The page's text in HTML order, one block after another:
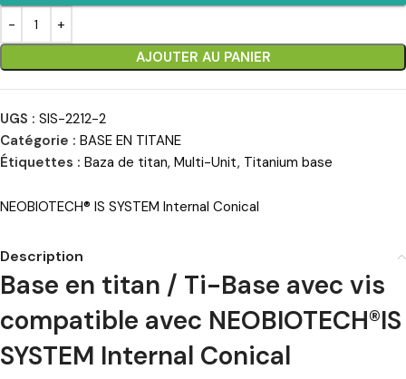
AJOUTER AU PANIER
UGS : SIS-2212-2
Catégorie : BASE EN TITANE
Étiquettes : Baza de titan, Multi-Unit, Titanium base
NEOBIOTECH® IS SYSTEM Internal Conical
Description
Base en titan / Ti-Base avec vis
compatible avec NEOBIOTECH®IS
SYSTEM Internal Conical